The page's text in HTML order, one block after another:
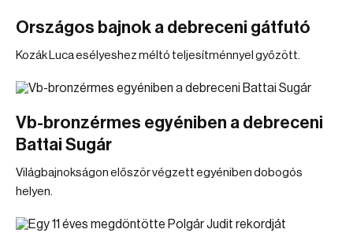
Országos bajnok a debreceni gátfutó
Kozák Luca esélyeshez méltó teljesítménnyel győzött.
Vb-bronzérmes egyéniben a debreceni
Battai Sugár
Világbajnokságon először végzett egyéniben dobogós
helyen.